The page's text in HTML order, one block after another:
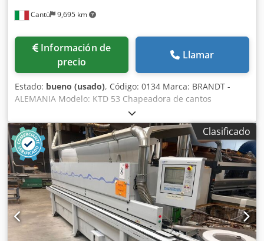
Cantù 9,695 km
Información de
precio
Llamar
Estado: bueno (usado), Código: 0134 Marca: BRANDT -
ALEMANIA Modelo: KTD 53 Chapeadora de cantos
automática para madera, PVC, chapa de madera, muebles,
muebles a medida, carpintería y otros productos. Datos
técnicos: Altura mín./máx. del panel: 10/40 mm Espesor
del canto: mín./máx. 0,4 - 1,5 mm Velocidad de avance: 7
m/min sobre transportador de rodillos motorizado Ancho
mín. del panel: 65 mm Composición: Unidad de encolado
Dsdpjwq Sc Sjfx Akpsck Unidad de corte por cizalla Unidad
de corte de extremos Unidad de recorte superior/inferior
Ruedas en la base para facilitar su manejo Voltaje: 380/50
Potencia total: 4,5 kW Aire comprimido: 6 bar Dimensiones
totales: 1800 x 615 x 1170 h (mm) Peso: 280 kg
Clasificado